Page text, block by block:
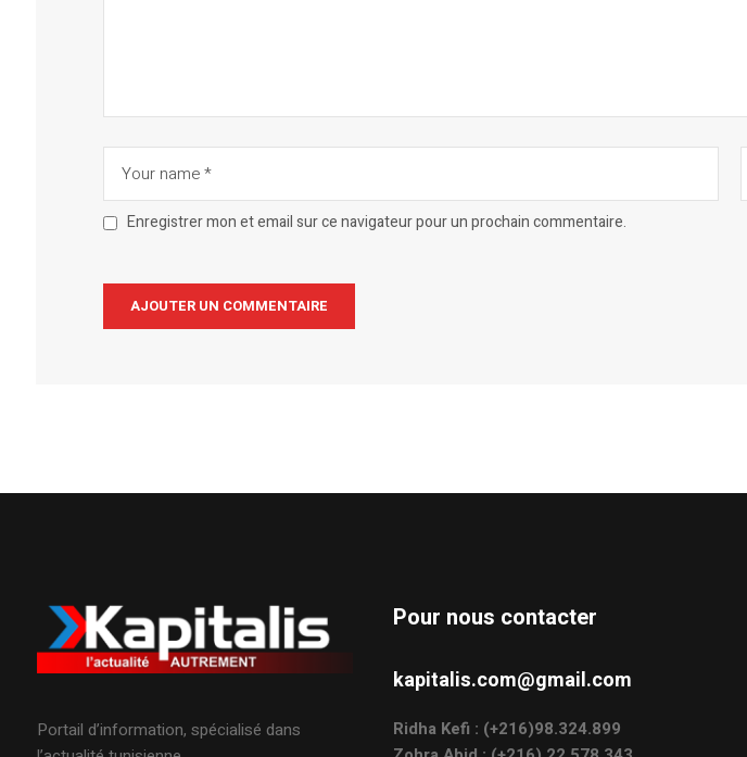
Enregistrer mon et email sur ce navigateur pour un prochain commentaire.
Portail d’information, spécialisé dans
Pour nous contacter
kapitalis.com@gmail.com
Ridha Kefi : (+216)98.324.899